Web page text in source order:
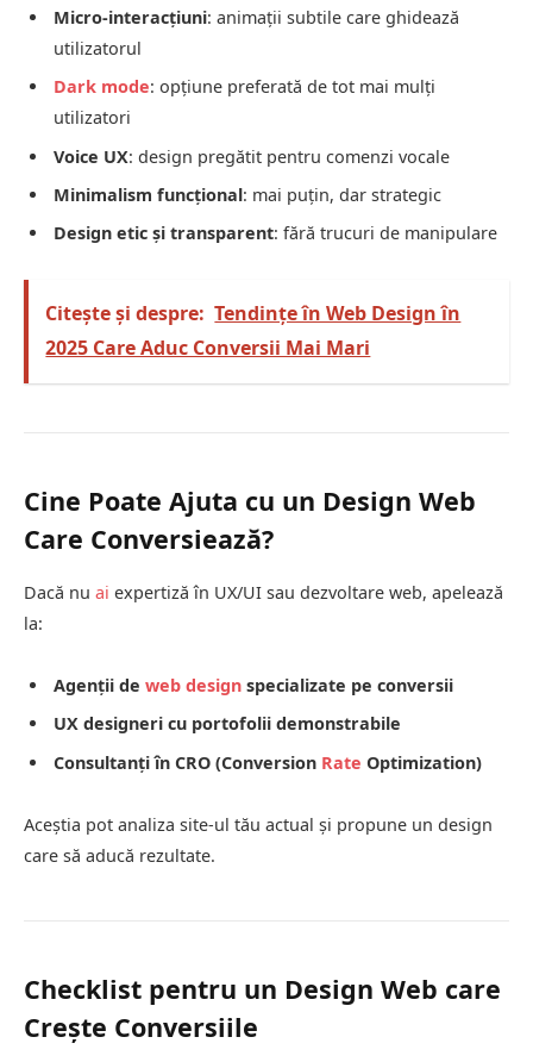
Micro-interacțiuni: animații subtile care ghidează
utilizatorul
Dark mode: opțiune preferată de tot mai mulți
utilizatori
Voice UX: design pregătit pentru comenzi vocale
Minimalism funcțional: mai puțin, dar strategic
Design etic și transparent: fără trucuri de manipulare
Citește și despre: Tendințe în Web Design în
2025 Care Aduc Conversii Mai Mari
Cine Poate Ajuta cu un Design Web
Care Conversiează?
Dacă nu ai expertiză în UX/UI sau dezvoltare web, apelează
la:
Agenții de web design specializate pe conversii
UX designeri cu portofolii demonstrabile
Consultanți în CRO (Conversion Rate Optimization)
Aceștia pot analiza site-ul tău actual și propune un design
care să aducă rezultate.
Checklist pentru un Design Web care
Crește Conversiile